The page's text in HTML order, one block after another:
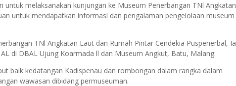
untuk melaksanakan kunjungan ke Museum Penerbangan TNl Angkatan
untuk mendapatkan informasi dan pengalaman pengelolaan museum
TNl Angkatan Laut dan Rumah Pintar Cendekia Puspenerbal, Ia
di DBAL Ujung Koarmada ll dan Museum Angkut, Batu, Malang.
baik kedatangan Kadispenau dan rombongan dalam rangka dalam
wawasan dibidang permuseuman.